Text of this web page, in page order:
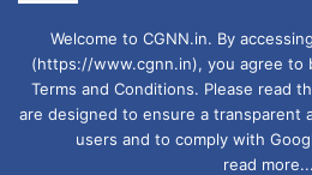
Welcome to CGNN.in. By
(https://www.cgnn.in), you agree to
Terms and Conditions. Please read
are designed to ensure a transparent
users and to comply with
read more...